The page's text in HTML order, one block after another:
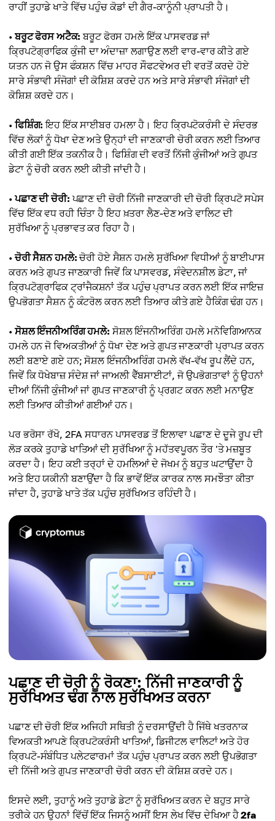
ਰਾਹੀਂ ਤੁਹਾਡੇ ਖਾਤੇ ਵਿੱਚ ਪਹੁੰਚ ਕੋਡਾਂ ਦੀ ਗੈਰ-ਕਾਨੂੰਨੀ ਪ੍ਰਾਪਤੀ ਹੈ।
•ਬਰੂਟ ਫੋਰਸ ਅਟੈਕ: ਬਰੂਟ ਫੋਰਸ ਹਮਲੇ ਇੱਕ ਪਾਸਵਰਡ ਜਾਂ
ਕ੍ਰਿਪਟੋਗ੍ਰਾਫਿਕ ਕੁੰਜੀ ਦਾ ਅੰਦਾਜ਼ਾ ਲਗਾਉਣ ਲਈ ਵਾਰ-ਵਾਰ ਕੀਤੇ ਗਏ
ਯਤਨ ਹਨ ਜੋ ਉਸ ਫੰਕਸ਼ਨ ਵਿੱਚ ਮਾਹਰ ਸੌਫਟਵੇਅਰ ਦੀ ਵਰਤੋਂ ਕਰਦੇ ਹੋਏ
ਸਾਰੇ ਸੰਭਾਵੀ ਸੰਜੋਗਾਂ ਦੀ ਕੋਸ਼ਿਸ਼ ਕਰਦੇ ਹਨ ਅਤੇ ਸਾਰੇ ਸੰਭਾਵੀ ਸੰਜੋਗਾਂ ਦੀ
ਕੋਸ਼ਿਸ਼ ਕਰਦੇ ਹਨ।
• ਫਿਸ਼ਿੰਗ: ਇਹ ਇੱਕ ਸਾਈਬਰ ਹਮਲਾ ਹੈ। ਇਹ ਕ੍ਰਿਪਟੋਕਰੰਸੀ ਦੇ ਸੰਦਰਭ
ਵਿੱਚ ਲੋਕਾਂ ਨੂੰ ਧੋਖਾ ਦੇਣ ਅਤੇ ਉਨ੍ਹਾਂ ਦੀ ਜਾਣਕਾਰੀ ਚੋਰੀ ਕਰਨ ਲਈ ਤਿਆਰ
ਕੀਤੀ ਗਈ ਇੱਕ ਤਕਨੀਕ ਹੈ। ਫਿਸ਼ਿੰਗ ਦੀ ਵਰਤੋਂ ਨਿੱਜੀ ਕੁੰਜੀਆਂ ਅਤੇ ਗੁਪਤ
ਡੇਟਾ ਨੂੰ ਚੋਰੀ ਕਰਨ ਲਈ ਕੀਤੀ ਜਾਂਦੀ ਹੈ।
•ਪਛਾਣ ਦੀ ਚੋਰੀ: ਪਛਾਣ ਦੀ ਚੋਰੀ ਨਿੱਜੀ ਜਾਣਕਾਰੀ ਦੀ ਚੋਰੀ ਕ੍ਰਿਪਟੋ ਸਪੇਸ
ਵਿੱਚ ਇੱਕ ਵਧ ਰਹੀ ਚਿੰਤਾ ਹੈ ਇਹ ਖ਼ਤਰਾ ਲੈਣ-ਦੇਣ ਅਤੇ ਵਾਲਿਟ ਦੀ
ਸੁਰੱਖਿਆ ਨੂੰ ਪ੍ਰਭਾਵਤ ਕਰ ਰਿਹਾ ਹੈ।
• ਚੋਰੀ ਸੈਸ਼ਨ ਹਮਲੇ: ਚੋਰੀ ਹੋਏ ਸੈਸ਼ਨ ਹਮਲੇ ਸੁਰੱਖਿਆ ਵਿਧੀਆਂ ਨੂੰ ਬਾਈਪਾਸ
ਕਰਨ ਅਤੇ ਗੁਪਤ ਜਾਣਕਾਰੀ ਜਿਵੇਂ ਕਿ ਪਾਸਵਰਡ, ਸੰਵੇਦਨਸ਼ੀਲ ਡੇਟਾ, ਜਾਂ
ਕ੍ਰਿਪਟੋਗ੍ਰਾਫਿਕ ਟ੍ਰਾਂਜੈਕਸ਼ਨਾਂ ਤੱਕ ਪਹੁੰਚ ਪ੍ਰਾਪਤ ਕਰਨ ਲਈ ਇੱਕ ਜਾਇਜ਼
ਉਪਭੋਗਤਾ ਸੈਸ਼ਨ ਨੂੰ ਕੰਟਰੋਲ ਕਰਨ ਲਈ ਤਿਆਰ ਕੀਤੇ ਗਏ ਹੈਕਿੰਗ ਢੰਗ ਹਨ।
•ਸੋਸ਼ਲ ਇੰਜਨੀਅਰਿੰਗ ਹਮਲੇ: ਸੋਸ਼ਲ ਇੰਜਨੀਅਰਿੰਗ ਹਮਲੇ ਮਨੋਵਿਗਿਆਨਕ
ਹਮਲੇ ਹਨ ਜੋ ਵਿਅਕਤੀਆਂ ਨੂੰ ਧੋਖਾ ਦੇਣ ਅਤੇ ਗੁਪਤ ਜਾਣਕਾਰੀ ਪ੍ਰਾਪਤ ਕਰਨ
ਲਈ ਬਣਾਏ ਗਏ ਹਨ; ਸੋਸ਼ਲ ਇੰਜਨੀਅਰਿੰਗ ਹਮਲੇ ਵੱਖ-ਵੱਖ ਰੂਪ ਲੈਂਦੇ ਹਨ,
ਜਿਵੇਂ ਕਿ ਧੋਖੇਬਾਜ਼ ਸੰਦੇਸ਼ ਜਾਂ ਜਾਅਲੀ ਵੈੱਬਸਾਈਟਾਂ, ਜੋ ਉਪਭੋਗਤਾਵਾਂ ਨੂੰ ਉਹਨਾਂ
ਦੀਆਂ ਨਿੱਜੀ ਕੁੰਜੀਆਂ ਜਾਂ ਗੁਪਤ ਜਾਣਕਾਰੀ ਨੂੰ ਪ੍ਰਗਟ ਕਰਨ ਲਈ ਮਨਾਉਣ
ਲਈ ਤਿਆਰ ਕੀਤੀਆਂ ਗਈਆਂ ਹਨ।
ਪਰ ਭਰੋਸਾ ਰੱਖੋ, 2FA ਸਧਾਰਨ ਪਾਸਵਰਡ ਤੋਂ ਇਲਾਵਾ ਪਛਾਣ ਦੇ ਦੂਜੇ ਰੂਪ ਦੀ
ਲੋੜ ਕਰਕੇ ਤੁਹਾਡੇ ਖਾਤਿਆਂ ਦੀ ਸੁਰੱਖਿਆ ਨੂੰ ਮਹੱਤਵਪੂਰਨ ਤੌਰ 'ਤੇ ਮਜ਼ਬੂਤ
ਕਰਦਾ ਹੈ। ਇਹ ਕਈ ਤਰ੍ਹਾਂ ਦੇ ਹਮਲਿਆਂ ਦੇ ਜੋਖਮ ਨੂੰ ਬਹੁਤ ਘਟਾਉਂਦਾ ਹੈ
ਅਤੇ ਇਹ ਯਕੀਨੀ ਬਣਾਉਂਦਾ ਹੈ ਕਿ ਭਾਵੇਂ ਇੱਕ ਕਾਰਕ ਨਾਲ ਸਮਝੌਤਾ ਕੀਤਾ
ਜਾਂਦਾ ਹੈ, ਤੁਹਾਡੇ ਖਾਤੇ ਤੱਕ ਪਹੁੰਚ ਸੁਰੱਖਿਅਤ ਰਹਿੰਦੀ ਹੈ।
ਪਛਾਣ ਦੀ ਚੋਰੀ ਨੂੰ ਰੋਕਣਾ: ਨਿੱਜੀ ਜਾਣਕਾਰੀ ਨੂੰ
ਸੁਰੱਖਿਅਤ ਢੰਗ ਨਾਲ ਸੁਰੱਖਿਅਤ ਕਰਨਾ
ਪਛਾਣ ਦੀ ਚੋਰੀ ਇੱਕ ਅਜਿਹੀ ਸਥਿਤੀ ਨੂੰ ਦਰਸਾਉਂਦੀ ਹੈ ਜਿੱਥੇ ਖਤਰਨਾਕ
ਵਿਅਕਤੀ ਆਪਣੇ ਕ੍ਰਿਪਟੋਕਰੰਸੀ ਖਾਤਿਆਂ, ਡਿਜੀਟਲ ਵਾਲਿਟਾਂ ਅਤੇ ਹੋਰ
ਕ੍ਰਿਪਟੋ-ਸੰਬੰਧਿਤ ਪਲੇਟਫਾਰਮਾਂ ਤੱਕ ਪਹੁੰਚ ਪ੍ਰਾਪਤ ਕਰਨ ਲਈ ਉਪਭੋਗਤਾ
ਦੀ ਨਿੱਜੀ ਅਤੇ ਗੁਪਤ ਜਾਣਕਾਰੀ ਚੋਰੀ ਕਰਨ ਦੀ ਕੋਸ਼ਿਸ਼ ਕਰਦੇ ਹਨ।
ਇਸਦੇ ਲਈ, ਤੁਹਾਨੂੰ ਅਤੇ ਤੁਹਾਡੇ ਡੇਟਾ ਨੂੰ ਸੁਰੱਖਿਅਤ ਕਰਨ ਦੇ ਬਹੁਤ ਸਾਰੇ
ਤਰੀਕੇ ਹਨ ਉਹਨਾਂ ਵਿੱਚੋਂ ਇੱਕ ਜਿਸਨੂੰ ਅਸੀਂ ਇਸ ਲੇਖ ਵਿੱਚ ਦੇਖਿਆ ਹੈ2fa